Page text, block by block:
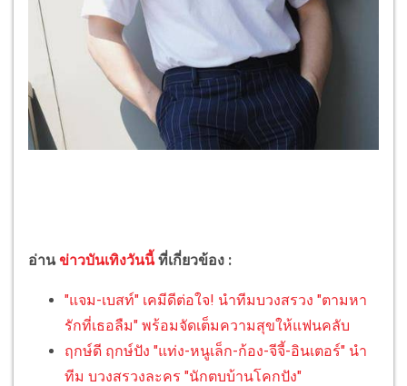
อ่านข่าวบันเทิงวันนี้ ที่เกี่ยวข้อง :
"แจม-เบสท์" เคมีดีต่อใจ! นำทีมบวงสรวง "ตามหา
รักที่เธอลืม" พร้อมจัดเต็มความสุขให้แฟนคลับ
ฤกษ์ดี ฤกษ์ปัง "แท่ง-หนูเล็ก-ก้อง-จีจี้-อินเตอร์" นำ
ทีม บวงสรวงละคร "นักตบบ้านโคกปัง"